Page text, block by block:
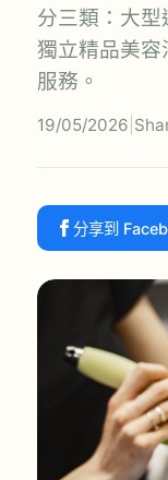
分三類：大型
獨立精品美
服務。
19/05/2026
分享到